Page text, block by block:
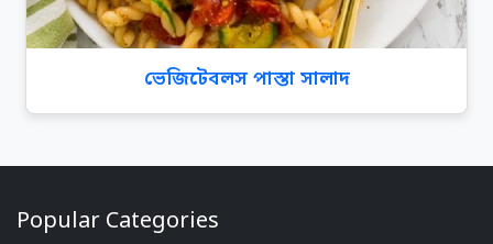
ভেজিটেবলস পাস্তা সালাদ
Popular Categories